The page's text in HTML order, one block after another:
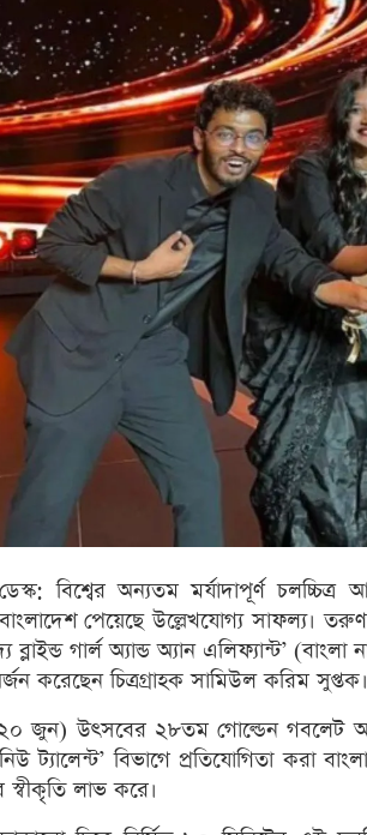
বিশ্বের অন্যতম মর্যাদাপূর্ণ
পেয়েছে উল্লেখযোগ্য সাফল্য।
ব্লাইন্ড গার্ল অ্যান্ড অ্যান এলিফ্যান্ট’
করেছেন চিত্রগ্রাহক সামিউল করিম সুপ্তক।
জুন) উৎসবের ২৮তম গোল্ডেন গবলেট
ট্যালেন্ট’ বিভাগে প্রতিযোগিতা করা
স্বীকৃতি লাভ করে।